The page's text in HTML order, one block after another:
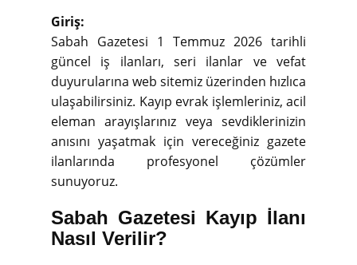
Giriş:
Sabah Gazetesi 1 Temmuz 2026 tarihli
güncel iş ilanları, seri ilanlar ve vefat
duyurularına web sitemiz üzerinden hızlıca
ulaşabilirsiniz. Kayıp evrak işlemleriniz, acil
eleman arayışlarınız veya sevdiklerinizin
anısını yaşatmak için vereceğiniz gazete
ilanlarında profesyonel çözümler
sunuyoruz.
Sabah Gazetesi Kayıp İlanı
Nasıl Verilir?